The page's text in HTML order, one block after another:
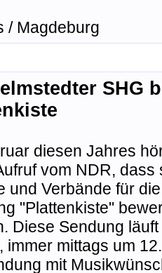
/ Magdeburg
SHG
diesen Jahres
vom NDR, dass
und Verbände für die
"Plattenkiste"
Diese Sendung
immer mittags um
mit